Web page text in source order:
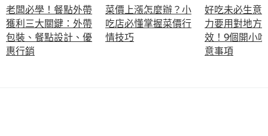
老闆必學！餐點外帶
獲利三大關鍵：外帶
包裝、餐點設計、優
惠行銷
菜價上漲怎麼辦？小
吃店必懂掌握菜價行
情技巧
好吃未必生意
力要用對地方
效！9個開小
意事項